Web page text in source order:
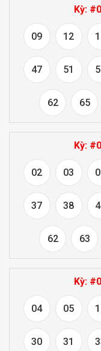
Kỳ:
09 12
47 51
62 65
Kỳ:
02 03
37 38
62 63
Kỳ:
04 05
30 31